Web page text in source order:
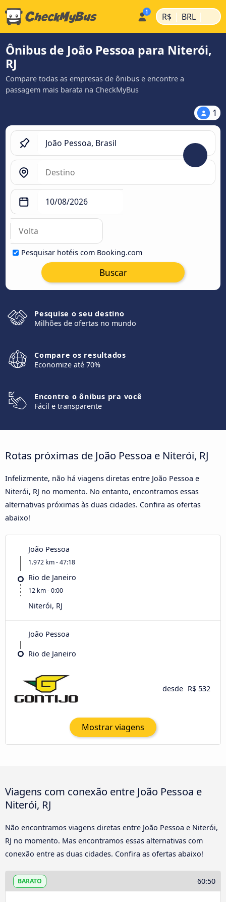
R$ | BRL |
Ônibus de João Pessoa para Niterói,
RJ
Compare todas as empresas de ônibus e encontre a
passagem mais barata na CheckMyBus
1
Pesquisar hotéis com Booking.com
Buscar
Pesquise o seu destino
Milhões de ofertas no mundo
Compare os resultados
Economize até 70%
Encontre o ônibus pra você
Fácil e transparente
Rotas próximas de João Pessoa e Niterói, RJ
Infelizmente, não há viagens diretas entre João Pessoa e
Niterói, RJ no momento. No entanto, encontramos essas
alternativas próximas às duas cidades. Confira as ofertas
abaixo!
João Pessoa
1.972 km - 47:18
Rio de Janeiro
12 km - 0:00
Niterói, RJ
João Pessoa
Rio de Janeiro
desde R$ 532
Mostrar viagens
Viagens com conexão entre João Pessoa e
Niterói, RJ
Não encontramos viagens diretas entre João Pessoa e Niterói,
RJ no momento. Mas encontramos essas alternativas com
conexão entre as duas cidades. Confira as ofertas abaixo!
BARATO 60:50